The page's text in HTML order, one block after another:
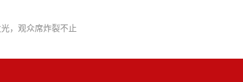
，观众席炸裂不止